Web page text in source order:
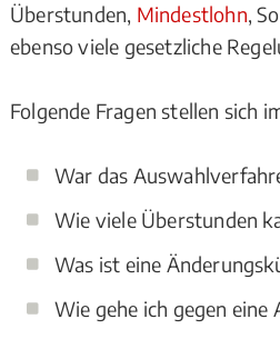
Überstunden, Mindestlohn,
ebenso viele gesetzliche
Folgende Fragen stellen sich
War das
Wie viele Überstunden
Was ist eine
Wie gehe ich gegen eine